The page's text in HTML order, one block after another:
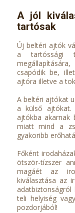
A jól
tartósak
Új beltéri ajtók
a tartóssági
csapódik be,
ajtóra illetve a
A beltéri ajtókat
a külső ajtókat.
ajtókba akarnak
miatt mind a
gyakoribb
Főként
ötször-tízszer
magáét az
kiválasztása az
teli helyiség
pozdorjából!